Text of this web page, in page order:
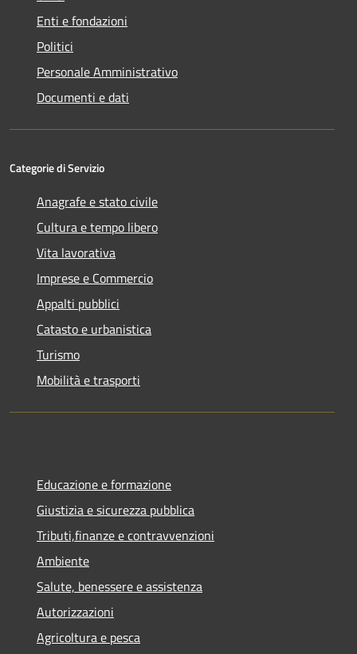
Enti e fondazioni
Politici
Personale Amministrativo
Documenti e dati
Categorie di Servizio
Anagrafe e stato civile
Cultura e tempo libero
Vita lavorativa
Imprese e Commercio
Appalti pubblici
Catasto e urbanistica
Turismo
Mobilità e trasporti
Educazione e formazione
Giustizia e sicurezza pubblica
Tributi,finanze e contravvenzioni
Ambiente
Salute, benessere e assistenza
Autorizzazioni
Agricoltura e pesca